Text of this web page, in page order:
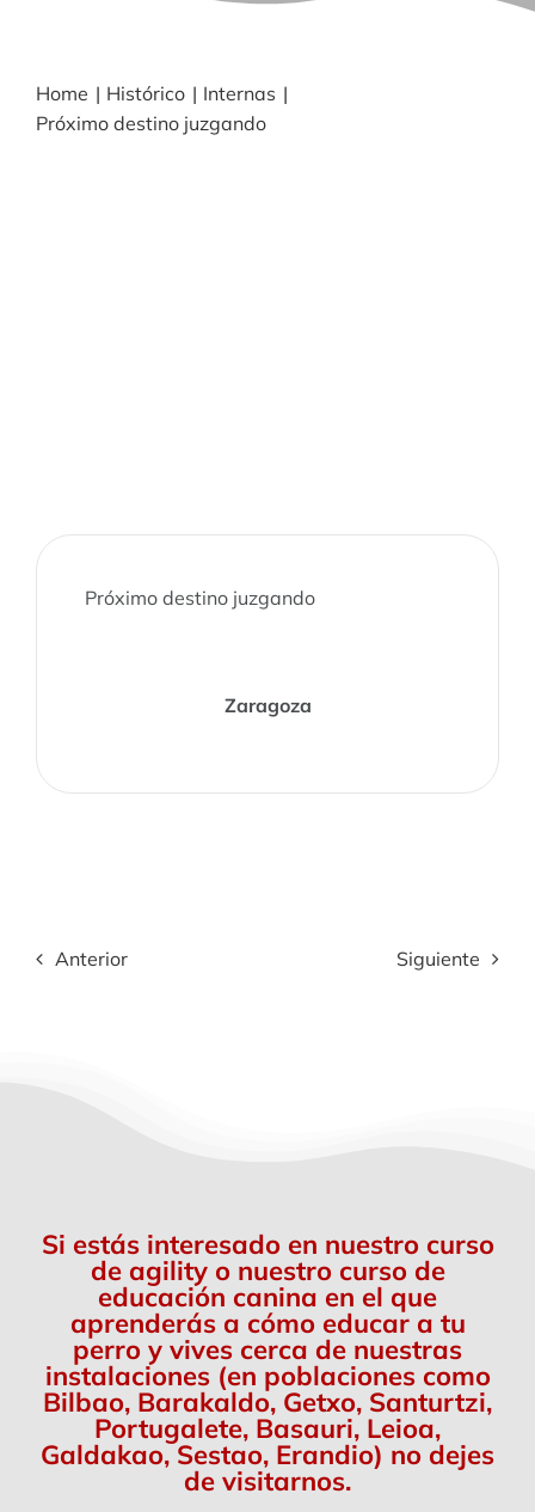
Home Histórico
Internas
Próximo destino juzgando
Próximo destino juzgando
Zaragoza
Anterior Siguiente
Si estás interesado en nuestro curso
de agility o nuestro curso de
educación canina en el que
aprenderás a cómo educar a tu
perro y vives cerca de nuestras
instalaciones (en poblaciones como
Bilbao, Barakaldo, Getxo, Santurtzi,
Portugalete, Basauri, Leioa,
Galdakao, Sestao, Erandio) no dejes
de visitarnos.